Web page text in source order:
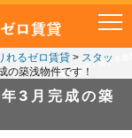
れるゼロ賃貸> スタッ
の築浅物件です！
3月完成の築